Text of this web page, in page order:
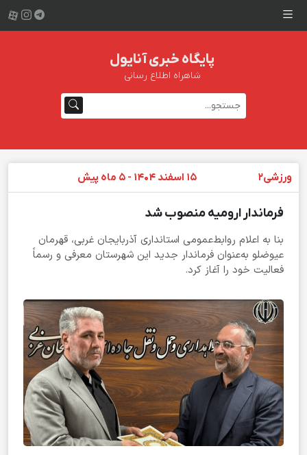
پایگاه خبری آنایول
شاهراه اطلاع رسانی
ورزشی2 15 اسفند 1404 - 5 ماه پیش
فرماندار ارومیه منصوب شد
بنا به اعلام روابط‌عمومی استانداری آذربایجان غربی، قهرمان
عیوضلو به‌عنوان فرماندار جدید این شهرستان معرفی و رسماً
فعالیت خود را آغاز کرد.